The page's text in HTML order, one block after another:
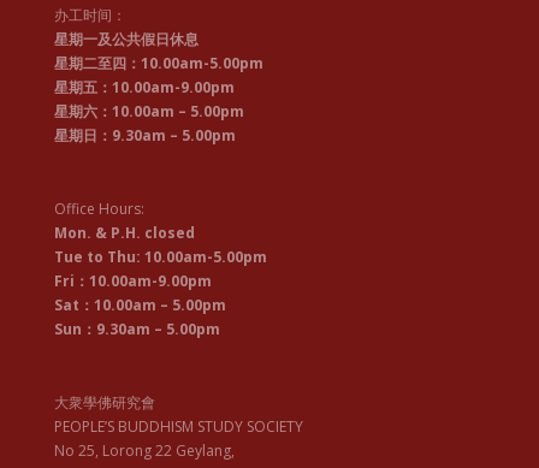
办工时间：
星期一及公共假日休息
星期二至四：10.00am-5.00pm
星期五：10.00am-9.00pm
星期六：10.00am – 5.00pm
星期日：9.30am – 5.00pm
Office Hours:
Mon. & P.H. closed
Tue to Thu: 10.00am-5.00pm
Fri：10.00am-9.00pm
Sat：10.00am – 5.00pm
Sun：9.30am – 5.00pm
大衆學佛研究會
PEOPLE’S BUDDHISM STUDY SOCIETY
No 25, Lorong 22 Geylang,